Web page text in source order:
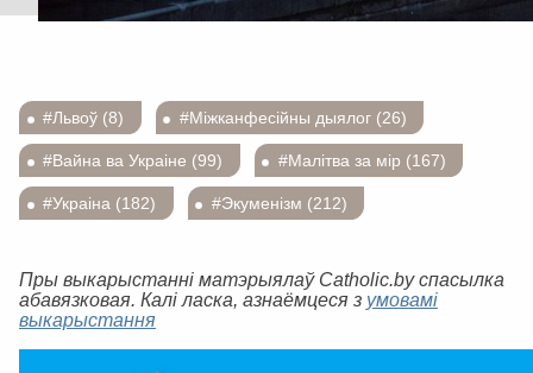
#Львоў (8) #Міжканфесійны дыялог (26)
#Вайна ва Украіне (99) #Малітва за мір (167)
#Украіна (182) #Экуменізм (212)
Пры выкарыстанні матэрыялаў Catholic.by спасылка
абавязковая. Калі ласка, азнаёмцеся з умовамі
выкарыстання